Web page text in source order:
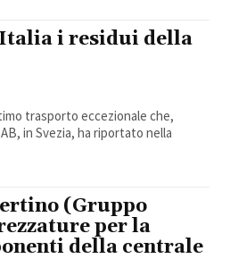
i residui della
trasporto eccezionale che,
in Svezia, ha riportato nella
(Gruppo
per la
della centrale